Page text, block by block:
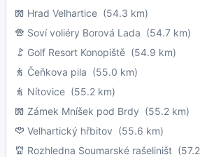
Hrad Velhartice (54.3 km)
Soví voliéry Borová Lada (54.7 km)
Golf Resort Konopiště (54.9 km)
Čeňkova pila (55.0 km)
Nítovice (55.2 km)
Zámek Mníšek pod Brdy (55.2 km)
Velhartický hřbitov (55.6 km)
Rozhledna Soumarské rašeliništ